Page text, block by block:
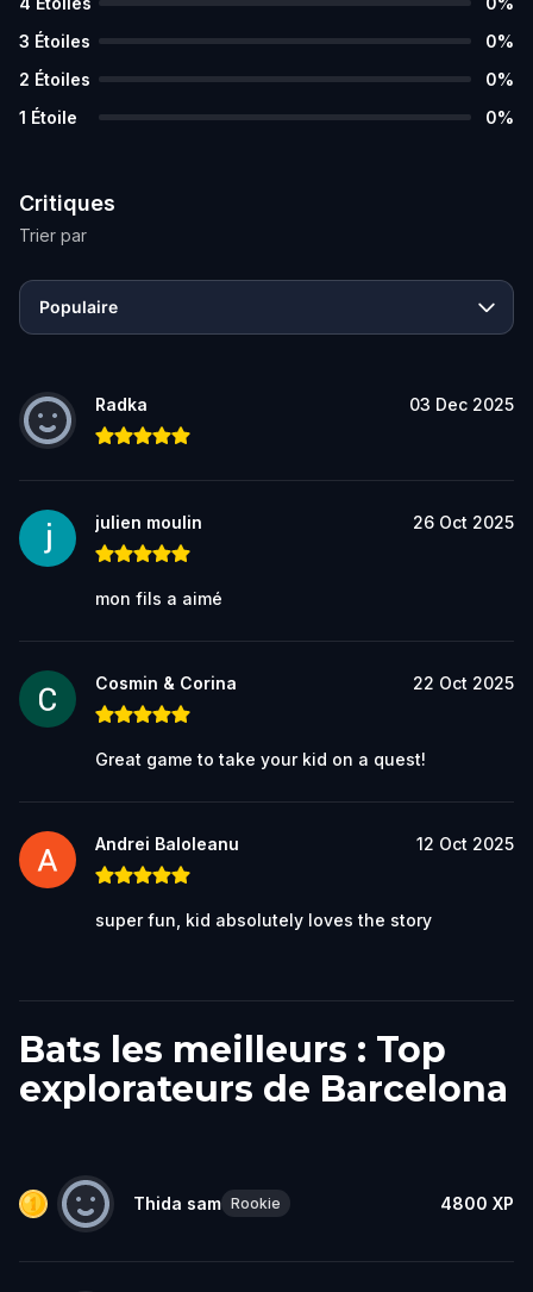
3 Étoiles 0%
2 Étoiles 0%
1 Étoile 0%
Critiques
Trier par
Populaire
Radka 03 Dec 2025
julien moulin 26 Oct 2025
mon fils a aimé
Cosmin & Corina 22 Oct 2025
Great game to take your kid on a quest!
Andrei Baloleanu 12 Oct 2025
super fun, kid absolutely loves the story
Bats les meilleurs : Top
explorateurs de Barcelona
Thida sam Rookie 4800 XP